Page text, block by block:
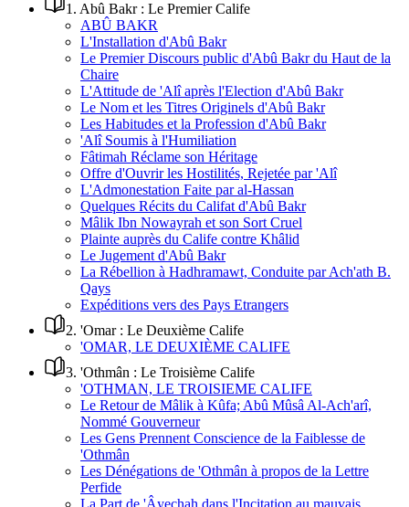
1 . Abû Bakr : Le Premier Calife
ABÛ BAKR
L'Installation d'Abû Bakr
Le Premier Discours public d'Abû Bakr du Haut de la
Chaire
L'Attitude de 'Alî après l'Election d'Abû Bakr
Le Nom et les Titres Originels d'Abû Bakr
Les Habitudes et la Profession d'Abû Bakr
'Alî Soumis à l'Humiliation
Fâtimah Réclame son Héritage
Offre d'Ouvrir les Hostilités, Rejetée par 'Alî
L'Admonestation Faite par al-Hassan
Quelques Récits du Califat d'Abû Bakr
Mâlik Ibn Nowayrah et son Sort Cruel
Plainte auprès du Calife contre Khâlid
Le Jugement d'Abû Bakr
La Rébellion à Hadhramawt, Conduite par Ach'ath B.
Qays
Expéditions vers des Pays Etrangers
2. 'Omar : Le Deuxième Calife
'OMAR, LE DEUXIÈME CALIFE
3. 'Othmân : Le Troisième Calife
'OTHMAN, LE TROISIEME CALIFE
Le Retour de Mâlik à Kûfa; Abû Mûsâ Al-Ach'arî,
Nommé Gouverneur
Les Gens Prennent Conscience de la Faiblesse de
'Othmân
Les Dénégations de 'Othmân à propos de la Lettre
Perfide
La Part de 'Âyechah dans l'Incitation au mauvais